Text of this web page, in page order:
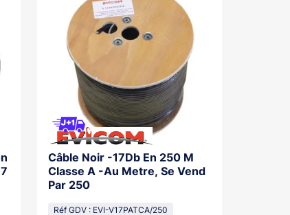
Câble Noir -17Db En 250 M
Classe A -Au Metre, Se Vend
Par 250
Réf GDV : EVI-V17PATCA/250